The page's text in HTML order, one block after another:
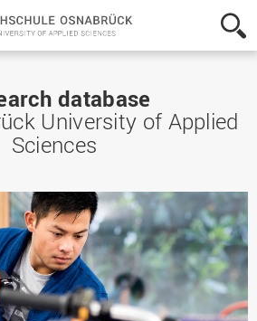
Hochschule
Osnabrück
-
Sciences
database
University of Applied
Sciences